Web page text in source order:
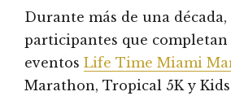
Durante más de una década,
participantes que completan
eventos Life Time Miami
Marathon, Tropical 5K y